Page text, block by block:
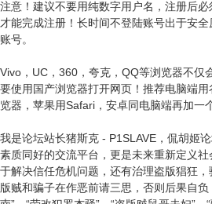
注意！建议不要用纯数字用户名，注册后
才能完成注册！长时间不登陆账号出于安
账号。
Vivo，UC，360，夸克，QQ等浏览器不仅
要使用国产浏览器打开网页！推荐电脑端
览器，苹果用Safari，安卓同电脑端再加一
我是论坛站长猪斯克 - P1SLAVE，侃胡姬
素质同好的交流平台，更是未来重新定义
于解决信任危机问题，还有治理盗版猖狂
版贼和骗子在作恶前请三思，否则后果自负